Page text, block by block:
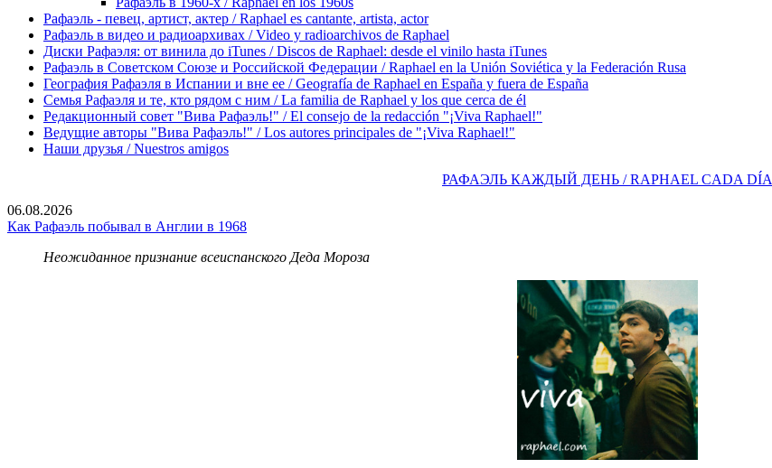
Рафаэль - певец, артист, актер / Raphael es cantante, artista, actor
Рафаэль в видео и радиоархивах / Video y radioarchivos de Raphael
Диски Рафаэля: от винила до iTunes / Discos de Raphael: desde el vinilo hasta iTunes
Рафаэль в Советском Союзе и Российской Федерации / Raphael en la Unión Soviética y la Federación Rusa
География Рафаэля в Испании и вне ее / Geografía de Raphael en España y fuera de España
Семья Рафаэля и те, кто рядом с ним / La familia de Raphael y los que cerca de él
Редакционный совет "Вива Рафаэль!" / El consejo de la redacción "¡Viva Raphael!"
Ведущие авторы "Вива Рафаэль!" / Los autores principales de "¡Viva Raphael!"
Наши друзья / Nuestros amigos
РАФАЭЛЬ КАЖДЫЙ ДЕНЬ / RAPHAEL CADA DÍA
06.08.2026
Как Рафаэль побывал в Англии в 1968
Неожиданное признание всеиспанского Деда Мороза